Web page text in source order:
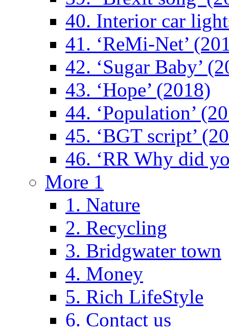
40. Interior car
41. ‘ReMi-Net’
42. ‘Sugar Baby’
43. ‘Hope’ (2018)
44. ‘Population’
45. ‘BGT script’
46. ‘RR Why did
More 1
1. Nature
2. Recycling
3. Bridgwater town
4. Money
5. Rich LifeStyle
6. Contact us